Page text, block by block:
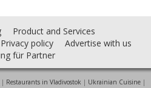
Product and Services
Privacy policy
Advertise with us
für Partner
Restaurants in Vladivostok | Ukrainian Cuisine|